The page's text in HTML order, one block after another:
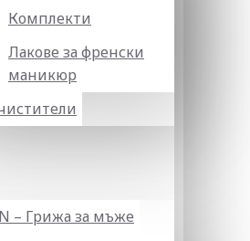
Комплекти
Лакове за френски
маникюр
– Грижа за мъже